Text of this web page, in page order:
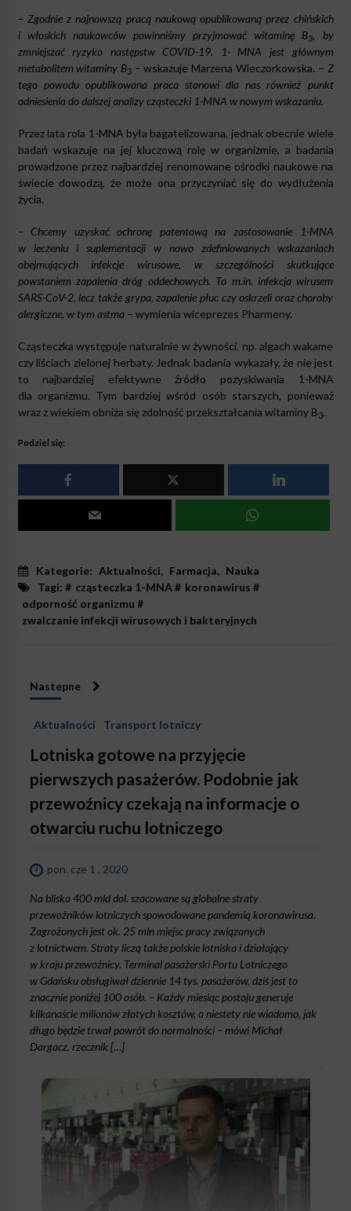
– Zgodnie z najnowszą pracą naukową opublikowaną przez chińskich
i włoskich naukowców powinniśmy przyjmować witaminę B3, by
zmniejszać ryzyko następstw COVID-19. 1- MNA jest głównym
metabolitem witaminy B3 – wskazuje Marzena Wieczorkowska. – Z
tego powodu opublikowana praca stanowi dla nas również punkt
odniesienia do dalszej analizy cząsteczki 1-MNA w nowym wskazaniu.
Przez lata rola 1-MNA była bagatelizowana, jednak obecnie wiele
badań wskazuje na jej kluczową rolę w organizmie, a badania
prowadzone przez najbardziej renomowane ośrodki naukowe na
świecie dowodzą, że może ona przyczyniać się do wydłużenia
życia.
– Chcemy uzyskać ochronę patentową na zastosowanie 1-MNA
w leczeniu i suplementacji w nowo zdefiniowanych wskazaniach
obejmujących infekcje wirusowe, w szczególności skutkujące
powstaniem zapalenia dróg oddechowych. To m.in. infekcja wirusem
SARS-CoV-2, lecz także grypa, zapalenie płuc czy oskrzeli oraz choroby
alergiczne, w tym astma– wymienia wiceprezes Pharmeny.
Cząsteczka występuje naturalnie w żywności, np. algach wakame
czy liściach zielonej herbaty. Jednak badania wykazały, że nie jest
to najbardziej efektywne źródło pozyskiwania 1-MNA
dla organizmu. Tym bardziej wśród osób starszych, ponieważ
wraz z wiekiem obniża się zdolność przekształcania witaminy B3.
Podziel się:
Kategorie: Aktualności, Farmacja, Nauka
Tagi: # cząsteczka 1-MNA# koronawirus #
odporność organizmu #
zwalczanie infekcji wirusowych i bakteryjnych
Nastepne
Aktualności Transport lotniczy
Lotniska gotowe na przyjęcie
pierwszych pasażerów. Podobnie jak
przewoźnicy czekają na informacje o
otwarciu ruchu lotniczego
pon. cze 1 , 2020
Na blisko 400 mld dol. szacowane są globalne straty
przewoźników lotniczych spowodowane pandemią koronawirusa.
Zagrożonych jest ok. 25 mln miejsc pracy związanych
z lotnictwem. Straty liczą także polskie lotniska i działający
w kraju przewoźnicy. Terminal pasażerski Portu Lotniczego
w Gdańsku obsługiwał dziennie 14 tys. pasażerów, dziś jest to
znacznie poniżej 100 osób. – Każdy miesiąc postoju generuje
kilkanaście milionów złotych kosztów, a niestety nie wiadomo, jak
długo będzie trwał powrót do normalności – mówi Michał
Dargacz, rzecznik […]